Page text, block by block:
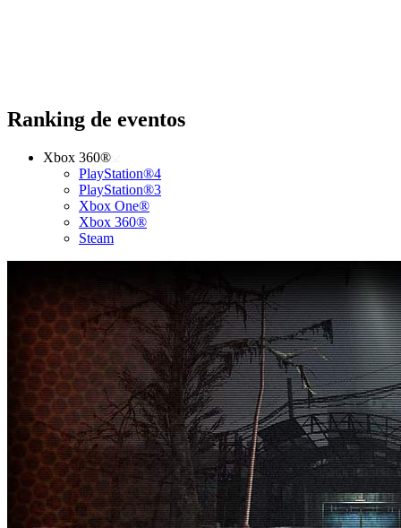
Ranking de eventos
Xbox 360®
PlayStation®4
PlayStation®3
Xbox One®
Xbox 360®
Steam